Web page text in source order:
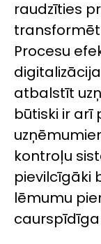
raudzīties
transformēt
Procesu
atbalstīt
būtiski ir
kontroļu
pievilcīgāki
lēmumu
caurspīdīga